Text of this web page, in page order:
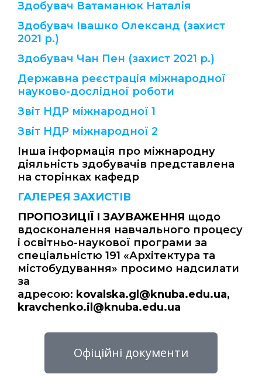
Здобувач Ватаманюк Наталія
Здобувач Івашко Олександ (захист
2021 р.)
Здобувач Чан Пен (захист 2021 р.)
Державна реєстрація міжнародної
науково-дослідної роботи
Звіт НДР міжнародної 1
Звіт НДР міжнародної 2
Інша інформація про міжнародну
діяльність здобувачів представлена
на сторінках кафедр
ГАЛЕРЕЯ ЗАХИСТІВ
ПРОПОЗИЦІЇ І ЗАУВАЖЕННЯ щодо
вдосконалення навчального процесу
і освітньо-наукової програми за
спеціальністю 191 «Архітектура та
містобудування» просимо надсилати
за
адресою: kovalska.gl@knuba.edu.ua,
kravchenko.il@knuba.edu.ua
Офіційні документи